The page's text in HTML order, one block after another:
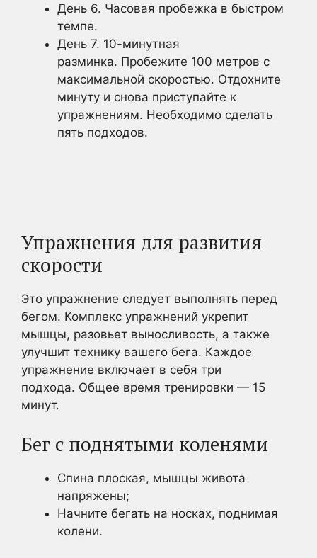
День 6. Часовая пробежка в быстром
темпе.
День 7. 10-минутная
разминка. Пробежите 100 метров с
максимальной скоростью. Отдохните
минуту и снова приступайте к
упражнениям. Необходимо сделать
пять подходов.
Упражнения для развития
скорости
Это упражнение следует выполнять перед
бегом. Комплекс упражнений укрепит
мышцы, разовьет выносливость, а также
улучшит технику вашего бега. Каждое
упражнение включает в себя три
подхода. Общее время тренировки — 15
минут.
Бег с поднятыми коленями
Спина плоская, мышцы живота
напряжены;
Начните бегать на носках, поднимая
колени.